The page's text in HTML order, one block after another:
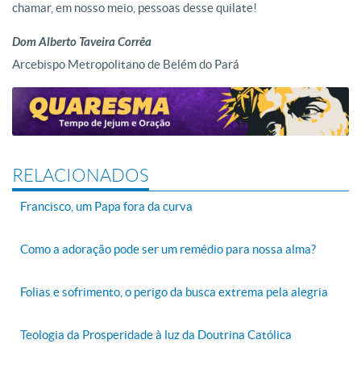
chamar, em nosso meio, pessoas desse quilate!
Dom Alberto Taveira Corrêa
Arcebispo Metropolitano de Belém do Pará
RELACIONADOS
Francisco, um Papa fora da curva
Como a adoração pode ser um remédio para nossa alma?
Folias e sofrimento, o perigo da busca extrema pela alegria
Teologia da Prosperidade à luz da Doutrina Católica